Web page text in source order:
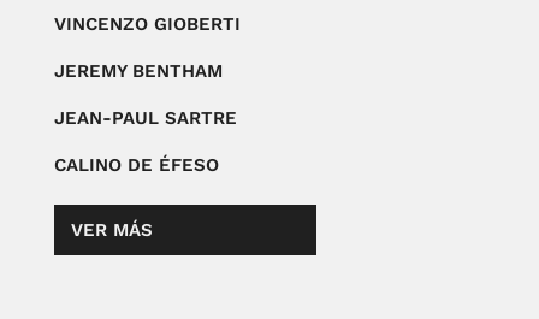
VINCENZO GIOBERTI
JEREMY BENTHAM
JEAN-PAUL SARTRE
CALINO DE ÉFESO
VER MÁS